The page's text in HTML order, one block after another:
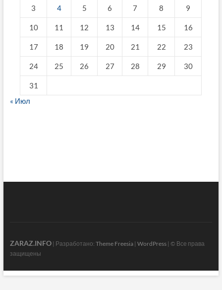
3 4 5 6 7 8 9
10 11 12 13 14 15 16
17 18 19 20 21 22 23
24 25 26 27 28 29 30
31
« Июл
ZARAZ.INFO| Разработано: Theme Freesia| WordPress| © Все права
защищены